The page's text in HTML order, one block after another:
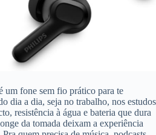
um fone sem fio prático para te
dia a dia, seja no trabalho, nos estudos
resistência à água e bateria que dura
da tomada deixam a experiência